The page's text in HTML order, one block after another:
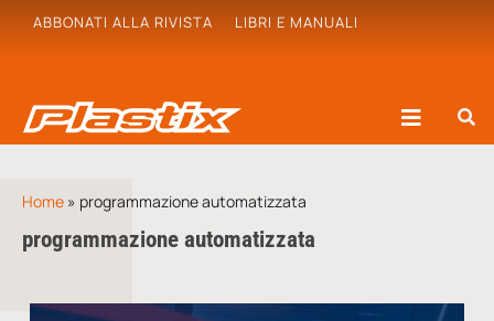
ABBONATI ALLA RIVISTA LIBRI E MANUALI
Home » programmazione automatizzata
programmazione automatizzata